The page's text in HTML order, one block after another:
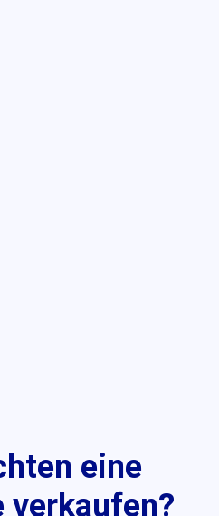
eine
verkaufen?